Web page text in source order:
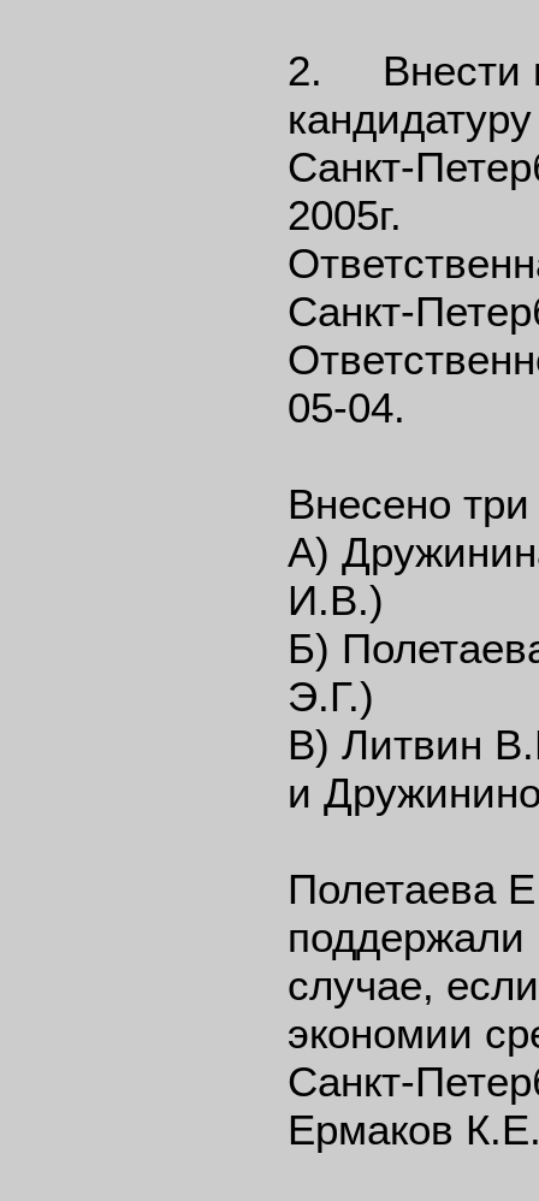
2. Внести и
Санкт-
2005г.
Санкт-
05-04.
Внесено
А)
И.В.)
Б)
Э.Г.)
В) Литвин
и
Полетаева
поддержали
случае,
экономии
Санкт-
Ермаков